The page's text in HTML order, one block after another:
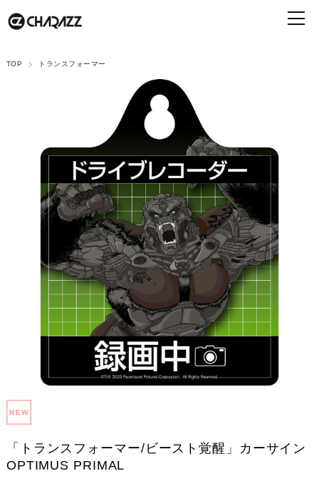
TOP トランスフォーマー
「トランスフォーマー/ビースト覚醒」カーサイン
OPTIMUS PRIMAL